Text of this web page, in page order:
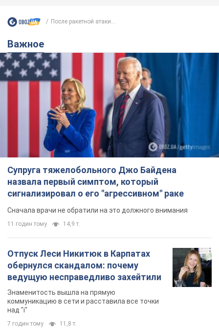
После ракетной атаки...
Важное
Супруга тяжелобольного Джо Байдена
назвала первый симптом, который
сигнализировал о его "агрессивном" раке
Сначала врачи не обратили на это должного внимания
11 годин тому 14,9 т.
Отпуск Леси Никитюк в Карпатах
обернулся скандалом: почему
ведущую несправедливо захейтили
Знаменитость вышла на прямую
коммуникацию в сети и расставила все точки
над "i"
7 годин тому 11,8 т.